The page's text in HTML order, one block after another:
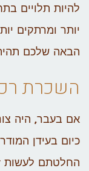
להיות תלויים
יותר ומרתקים
הבאה שלכם
השכרת
אם בעבר, היה
כיום בעידן
החלטתם לעשות